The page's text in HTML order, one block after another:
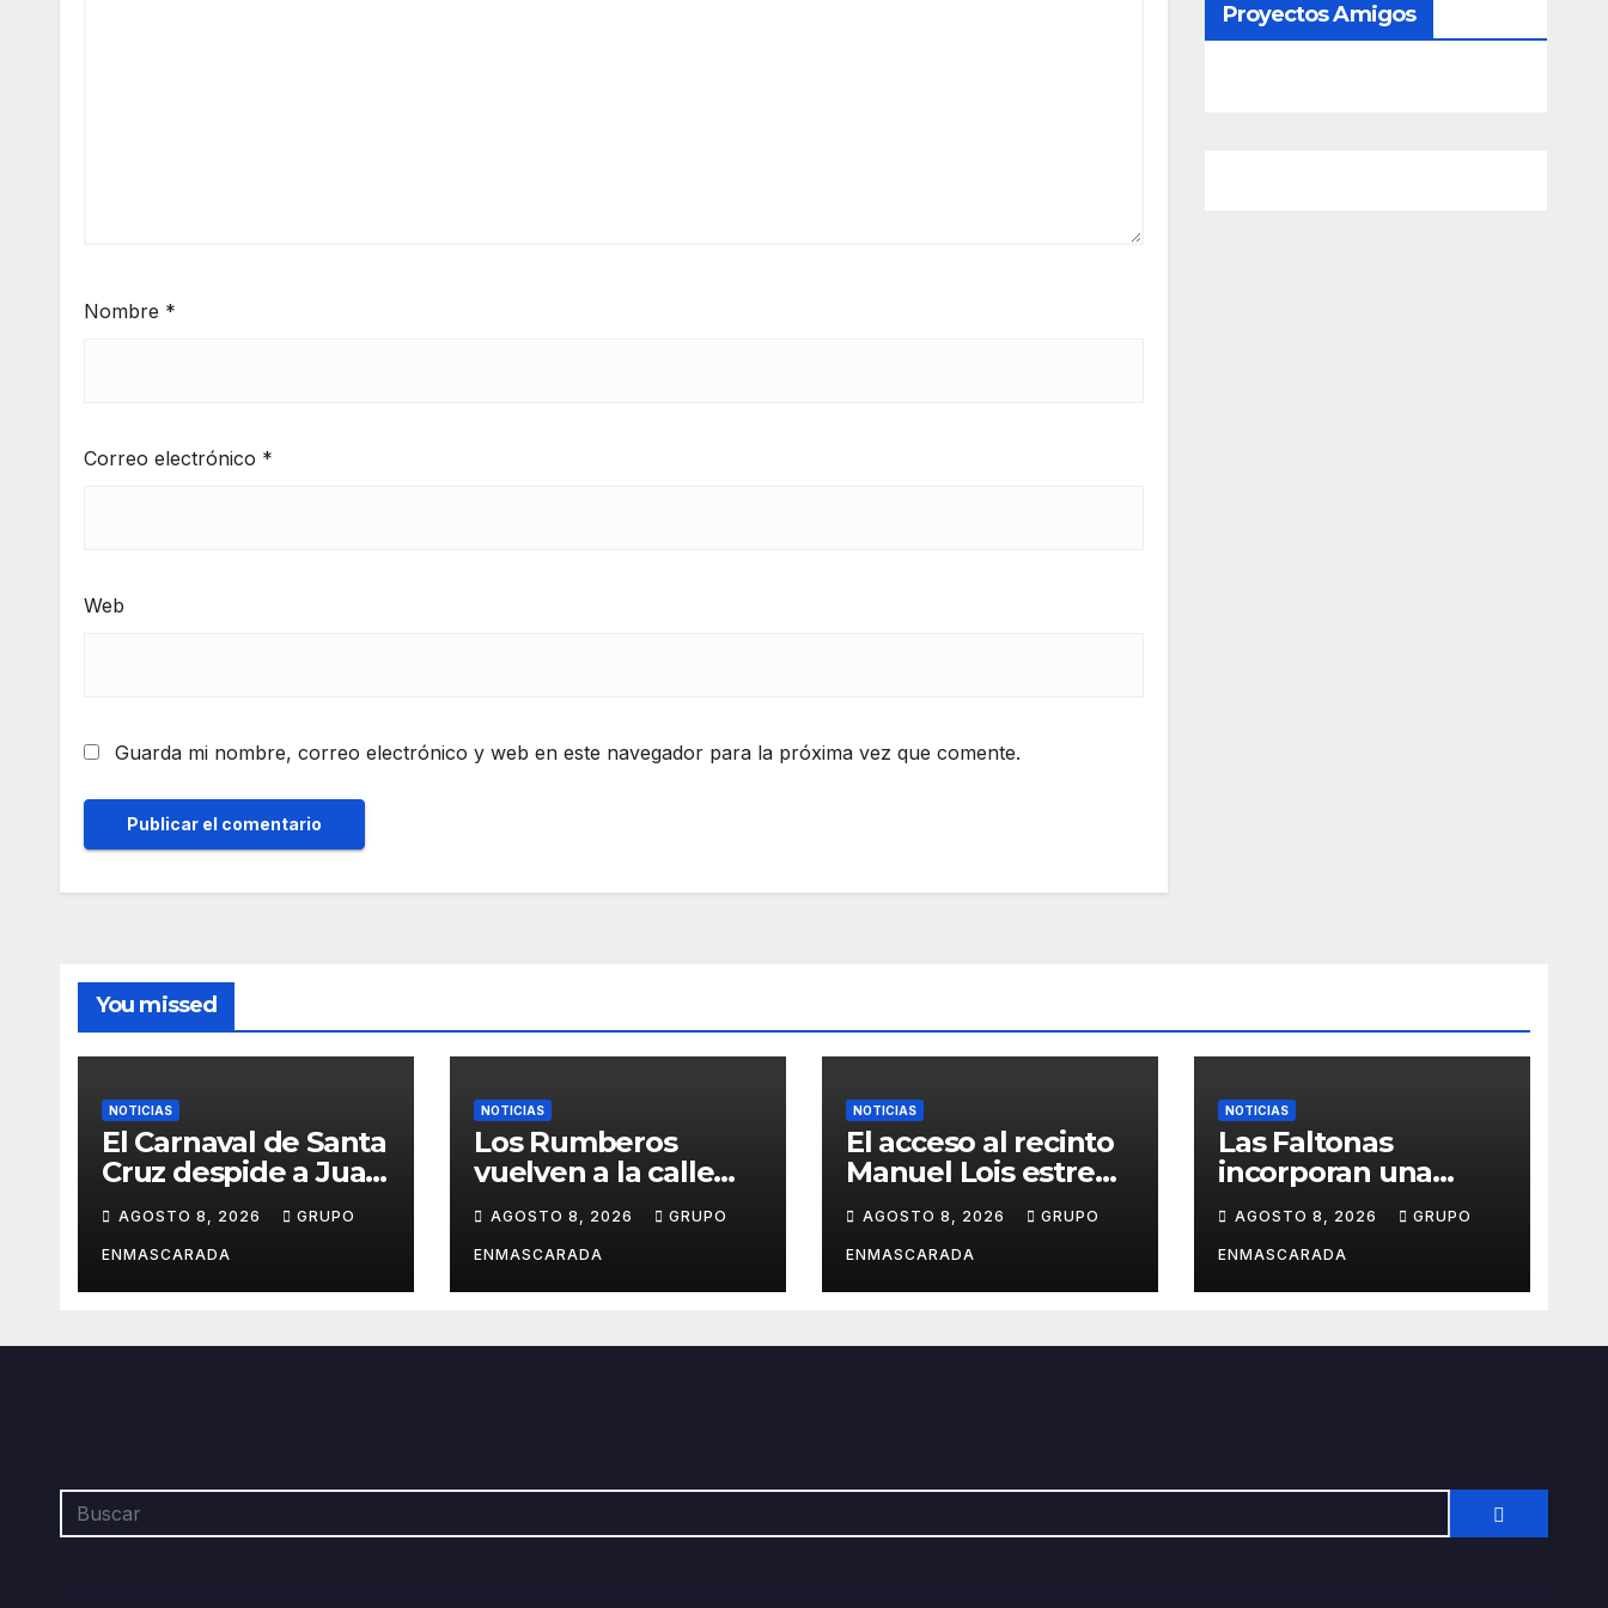
Nombre *
Correo electrónico *
Web
Guarda mi nombre, correo electrónico y web en este navegador para la próxima vez que comente.
Proyectos Amigos
You missed
NOTICIAS
El Carnaval de Santa
Cruz despide a Juan
inolvidable
«Cristóbal Colón»
AGOSTO 8, 2026 GRUPO
ENMASCARADA
NOTICIAS
Los Rumberos
vuelven a la calle
historia: 51 años
después, el mismo
barrio, el mismo
AGOSTO 8, 2026 GRUPO
ENMASCARADA
NOTICIAS
El acceso al recinto
Manuel Lois estrena
espera
AGOSTO 8, 2026 GRUPO
ENMASCARADA
NOTICIAS
Las Faltonas
incorporan una
tinerfeña para
afrontar con ilusión
el Carnaval de
AGOSTO 8, 2026 GRUPO
ENMASCARADA